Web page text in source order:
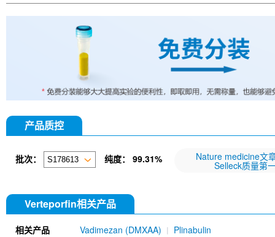
产品质控
批次： 纯度： 99.31% Nature medicine文
Selleck质量第
Verteporfin相关产品
相关产品 Vadimezan (DMXAA)
Plinabulin